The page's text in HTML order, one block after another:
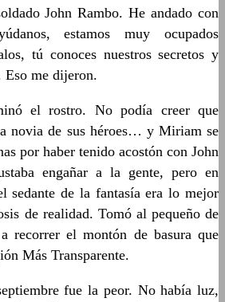
John Rambo. He andado con
estamos muy ocupados
tú conoces nuestros secretos y
Eso me dijeron.
el rostro. No podía creer que
novia de sus héroes… y Miriam se
por haber tenido acostón con John
engañar a la gente, pero en
sedante de la fantasía era lo mejor
de realidad. Tomó al pequeño de
recorrer el montón de basura que
Más Transparente.
fue la peor. No había luz,